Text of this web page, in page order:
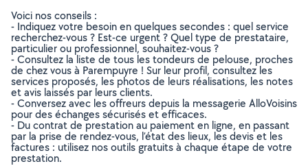
Voici nos conseils :
- Indiquez votre besoin en quelques secondes : quel service
recherchez-vous ? Est-ce urgent ? Quel type de prestataire,
particulier ou professionnel, souhaitez-vous ?
- Consultez la liste de tous les tondeurs de pelouse, proches
de chez vous à Parempuyre ! Sur leur profil, consultez les
services proposés, les photos de leurs réalisations, les notes
et avis laissés par leurs clients.
- Conversez avec les offreurs depuis la messagerie AlloVoisins
pour des échanges sécurisés et efficaces.
- Du contrat de prestation au paiement en ligne, en passant
par la prise de rendez-vous, l’état des lieux, les devis et les
factures : utilisez nos outils gratuits à chaque étape de votre
prestation.